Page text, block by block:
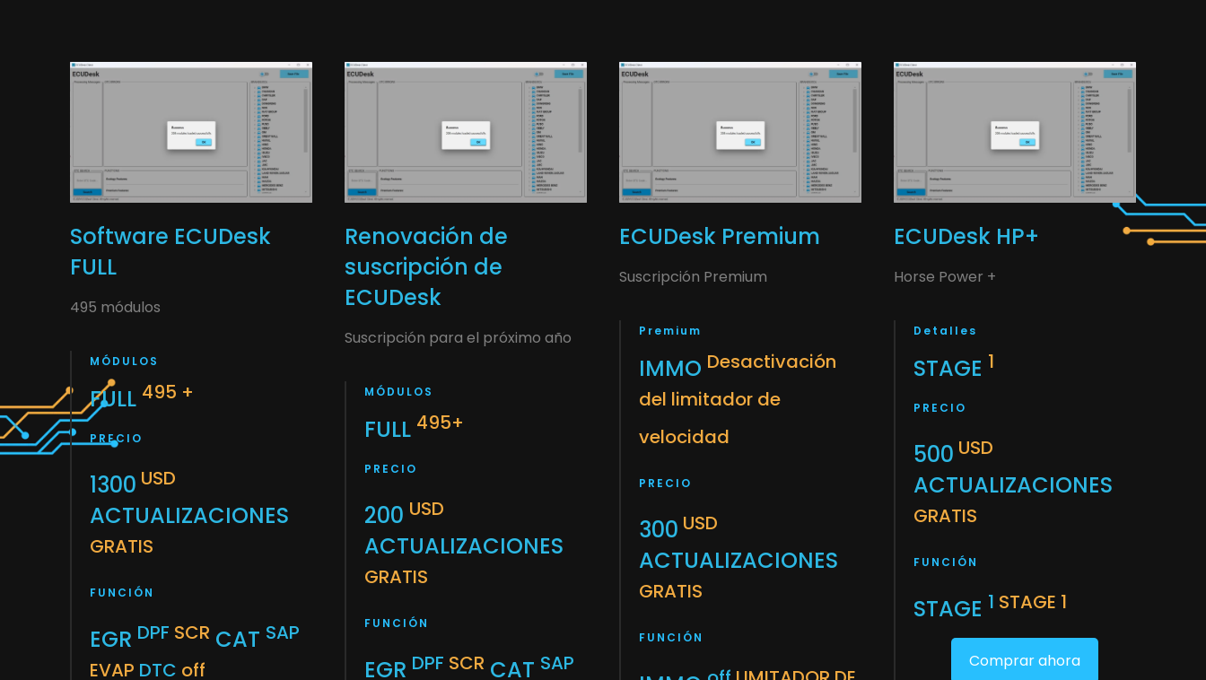
Software ECUDesk
FULL
495 módulos
MÓDULOS
FULL 495 +
PRECIO
1300 USD
ACTUALIZACIONES
GRATIS
FUNCIÓN
EGR DPF SCR CAT SAP
EVAP DTC off
Renovación de
suscripción de
ECUDesk
Suscripción para el próximo año
MÓDULOS
FULL 495+
PRECIO
200 USD
ACTUALIZACIONES
GRATIS
FUNCIÓN
EGR DPF SCR CAT SAP
ECUDesk Premium
Suscripción Premium
Premium
IMMO Desactivación
del limitador de
velocidad
PRECIO
300 USD
ACTUALIZACIONES
GRATIS
FUNCIÓN
ECUDesk HP+
Horse Power +
Detalles
STAGE 1
PRECIO
500 USD
ACTUALIZACIONES
GRATIS
FUNCIÓN
STAGE 1 STAGE 1
Comprar ahora